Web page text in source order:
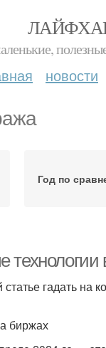
новости
Год по
статье гадать
биржах